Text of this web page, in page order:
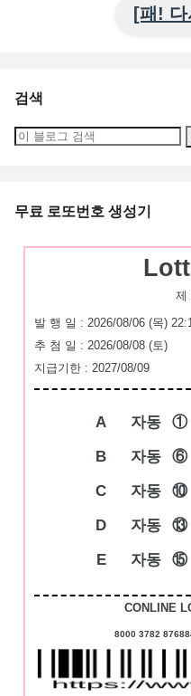
[패! 다
검색
무료 로또번호 생성기
제
발 행 일 : 2026/08/06 (목)
추 첨 일 : 2026/08/08 (토)
지급기한 : 2027/08/09
A 자동 ①
B
자동 ⑥
C
자동 ⑩
D
자동 ⑬
E
자동 ⑮
CONLINE
8000 3782